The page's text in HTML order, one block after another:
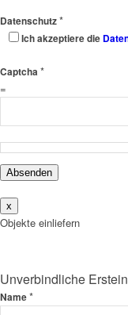
Datenschutz*
Ich akzeptiere die
Captcha *
=
Absenden
x
Objekte einliefern
Unverbindliche
Name*